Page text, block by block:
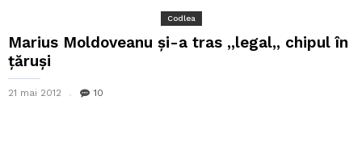
Codlea
Marius Moldoveanu şi-a tras ,,legal,, chipul în
ţăruşi
21 mai 2012 10